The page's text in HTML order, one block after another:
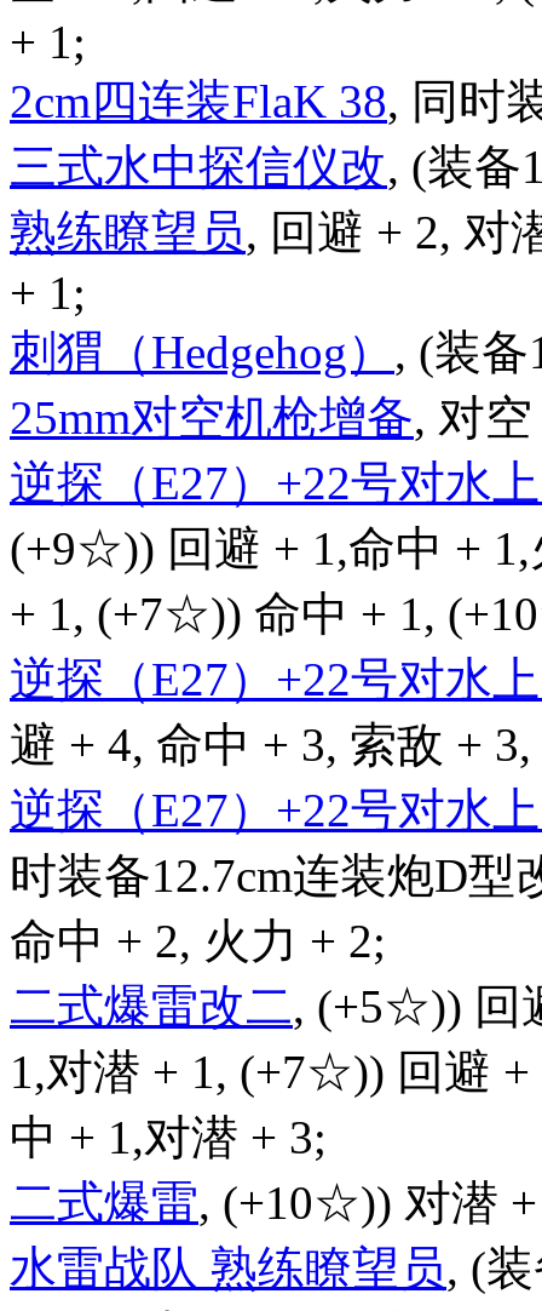
+ 1;
2cm四连装FlaK 38, 同时
三式水中探信仪改, (装备
熟练瞭望员, 回避 + 2, 对
+ 1;
刺猬（Hedgehog） , (装备
25mm对空机枪增备, 对
逆探（E27）+22号对水
(+9☆)) 回避 + 1,命中 +
+ 1, (+7☆)) 命中 + 1,
逆探（E27）+22号对水
避 + 4, 命中 + 3, 索敌 +
逆探（E27）+22号对水
时装备12.7cm连装炮D型
命中 + 2, 火力 + 2;
二式爆雷改二, (+5☆)) 回
1,对潜 + 1, (+7☆)) 回避
中 + 1,对潜 + 3;
二式爆雷, (+10☆)) 对潜
水雷战队 熟练瞭望员, (